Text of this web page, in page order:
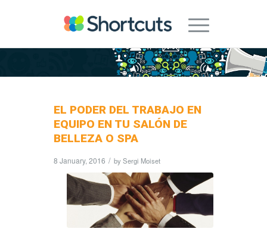
EL PODER DEL TRABAJO EN
EQUIPO EN TU SALÓN DE
BELLEZA O SPA
8 January, 2016 / bySergi Moiset